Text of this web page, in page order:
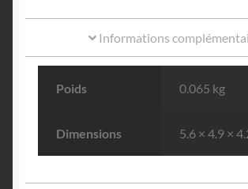
Informations
Poids 0.065 kg
Dimensions 5.6 × 4.9 ×